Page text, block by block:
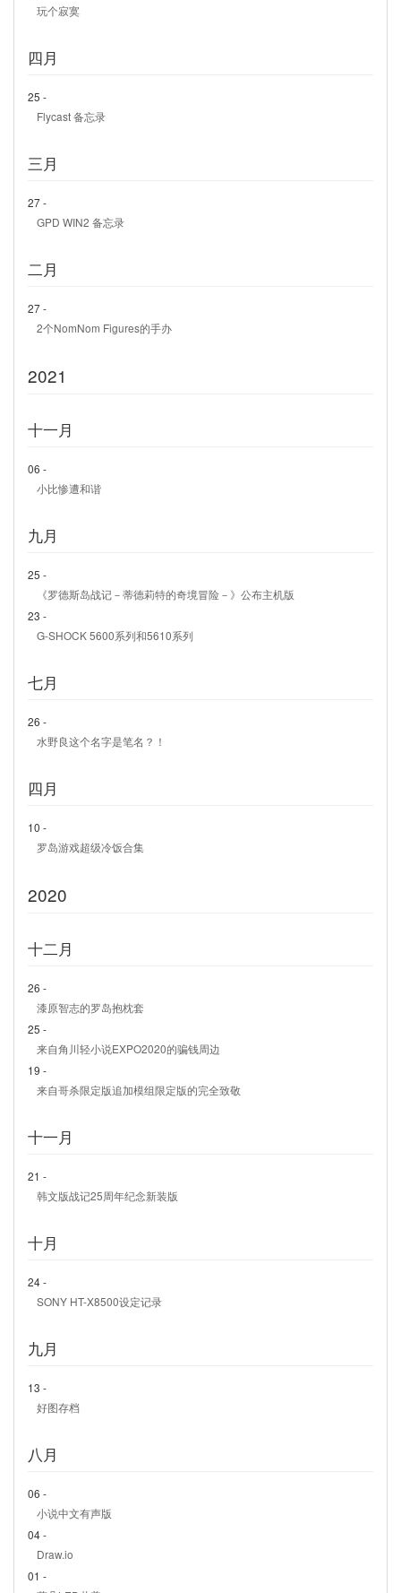
玩个寂寞
四月
25 -
Flycast 备忘录
三月
27 -
GPD WIN2 备忘录
二月
27 -
2个NomNom Figures的手办
2021
十一月
06 -
小比惨遭和谐
九月
25 -
《罗德斯岛战记－蒂德莉特的奇境冒险－》公布主机版
23 -
G-SHOCK 5600系列和5610系列
七月
26 -
水野良这个名字是笔名？！
四月
10 -
罗岛游戏超级冷饭合集
2020
十二月
26 -
漆原智志的罗岛抱枕套
25 -
来自角川轻小说EXPO2020的骗钱周边
19 -
来自哥杀限定版追加模组限定版的完全致敬
十一月
21 -
韩文版战记25周年纪念新装版
十月
24 -
SONY HT-X8500设定记录
九月
13 -
好图存档
八月
06 -
小说中文有声版
04 -
Draw.io
01 -